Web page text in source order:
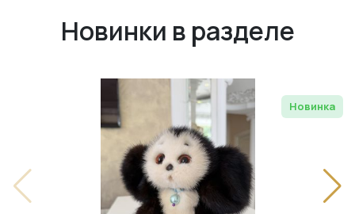
Новинки в разделе
Новинка